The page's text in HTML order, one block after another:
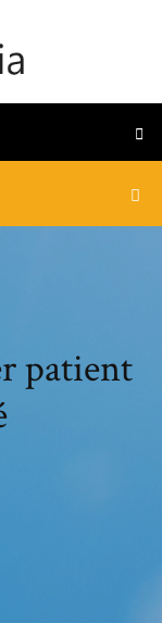
patient